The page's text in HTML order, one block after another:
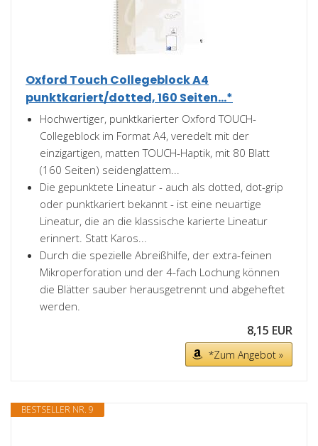
Oxford Touch Collegeblock A4
punktkariert/dotted, 160 Seiten...*
Hochwertiger, punktkarierter Oxford TOUCH-
Collegeblock im Format A4, veredelt mit der
einzigartigen, matten TOUCH-Haptik, mit 80 Blatt
(160 Seiten) seidenglattem...
Die gepunktete Lineatur - auch als dotted, dot-grip
oder punktkariert bekannt - ist eine neuartige
Lineatur, die an die klassische karierte Lineatur
erinnert. Statt Karos...
Durch die spezielle Abreißhilfe, der extra-feinen
Mikroperforation und der 4-fach Lochung können
die Blätter sauber herausgetrennt und abgeheftet
werden.
8,15 EUR
*Zum Angebot »
BESTSELLER NR. 9